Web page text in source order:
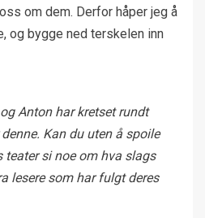
om dem. Derfor håper jeg å
og bygge ned terskelen inn
Anton har kretset rundt
Kan du uten å spoile
teater si noe om hva slags
lesere som har fulgt deres